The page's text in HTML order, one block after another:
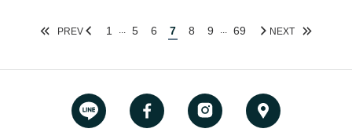
PREV 1 ... 5 6 7 8 9 ... 69 NEXT